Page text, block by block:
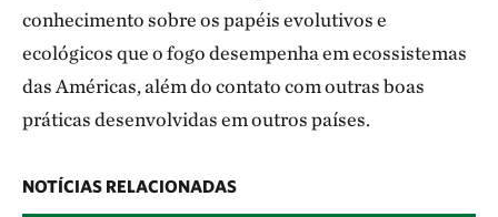
conhecimento sobre os papéis evolutivos e
ecológicos que o fogo desempenha em ecossistemas
das Américas, além do contato com outras boas
práticas desenvolvidas em outros países.
NOTÍCIAS RELACIONADAS